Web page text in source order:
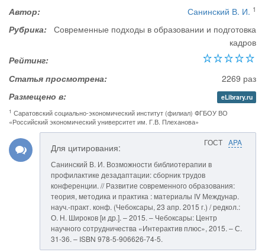
Автор:
Санинский В. И. 1
Рубрика: Современные подходы в образовании и подготовка
кадров
Рейтинг:
Статья просмотрена:
2269 раз
Размещено в:
eLibrary.ru
1 Саратовский социально-экономический институт (филиал) ФГБОУ ВО
«Российский экономический университет им. Г.В. Плеханова»
ГОСТ APA
Для цитирования:
Санинский В. И. Возможности библиотерапии в
профилактике дезадаптации: сборник трудов
конференции. // Развитие современного образования:
теория, методика и практика : материалы IV Междунар.
науч.-практ. конф. (Чебоксары, 23 апр. 2015 г.) / редкол.:
О. Н. Широков [и др.]. – 2015. – Чебоксары: Центр
научного сотрудничества «Интерактив плюс», 2015. – С.
31-36. – ISBN 978-5-906626-74-5.